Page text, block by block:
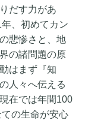
だす力があ
、初めてカン
悲惨さと、地
の諸問題の原
はまず『知
人々へ伝える
在では年間100
の生命が安心